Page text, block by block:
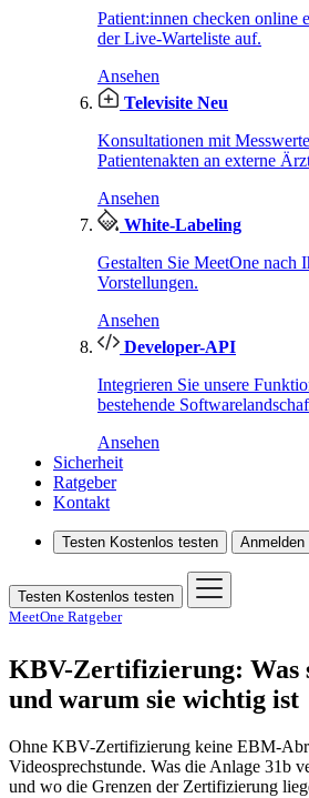
Patient:innen checken online
der Live-Warteliste auf.
Ansehen
Televisite Neu
Konsultationen mit
Patientenakten an externe
Ansehen
White-Labeling
Gestalten Sie MeetOne nach
Vorstellungen.
Ansehen
Developer-API
Integrieren Sie unsere
bestehende
Ansehen
Sicherheit
Ratgeber
Kontakt
Testen Kostenlos testen Anmelden
Testen Kostenlos testen
MeetOne Ratgeber
KBV-Zertifizierung: Was
und warum sie wichtig ist
Ohne KBV-Zertifizierung keine EBM-
Videosprechstunde. Was die Anlage 31b
und wo die Grenzen der Zertifizierung